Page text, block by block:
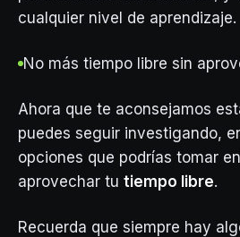
cualquier nivel de aprendizaje.
No más tiempo libre sin
Ahora que te aconsejamos
puedes seguir investigando,
opciones que podrías tomar
aprovechar tu tiempo libre.
Recuerda que siempre hay